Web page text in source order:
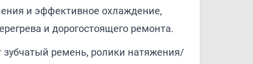
и эффективное охлаждение,
и дорогостоящего ремонта.
зубчатый ремень, ролики натяжения/